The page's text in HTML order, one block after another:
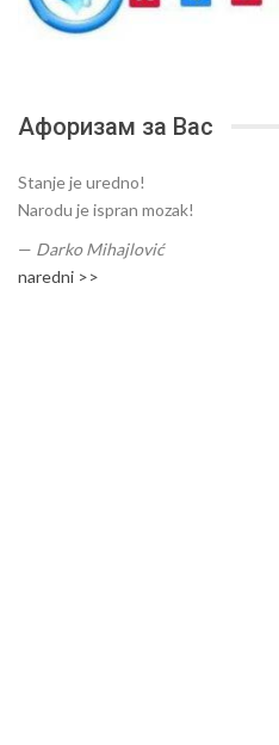
Афоризам за Вас
Stanje je uredno!
Narodu je ispran mozak!
— Darko Mihajlović
naredni >>